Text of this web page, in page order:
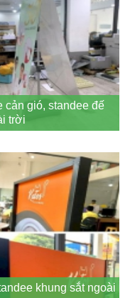
gió, standee đế
trời
khung sắt ngoài